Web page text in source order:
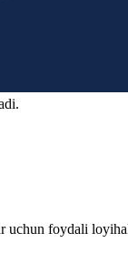
foydali